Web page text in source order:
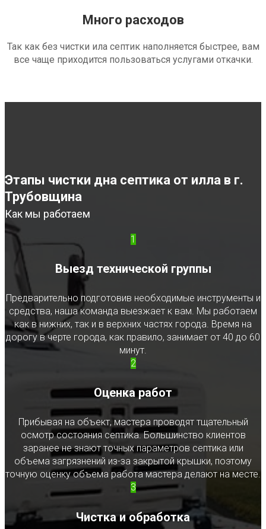
Много расходов
Так как без чистки ила септик наполняется быстрее, вам
все чаще приходится пользоваться услугами откачки.
Этапы чистки дна септика от илла в г.
Трубовщина
Как мы работаем
1
Выезд технической группы
Предварительно подготовив необходимые инструменты и
средства, наша команда выезжает к вам. Мы работаем
как в нижних, так и в верхних частях города. Время на
дорогу в черте города, как правило, занимает от 40 до 60
минут.
2
Оценка работ
Прибывая на объект, мастера проводят тщательный
осмотр состояния септика. Большинство клиентов
заранее не знают точных параметров септика или
объема загрязнений из-за закрытой крышки, поэтому
точную оценку объема работа мастера делают на месте.
3
Чистка и обработка